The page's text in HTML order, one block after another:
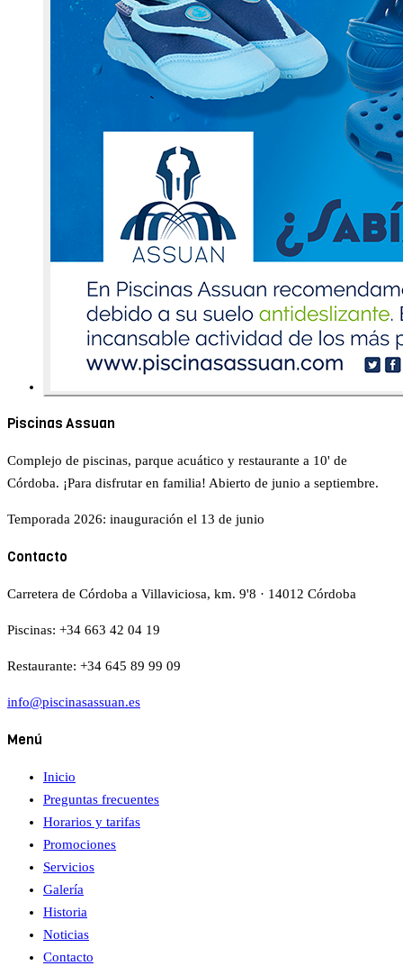
Piscinas Assuan
Complejo de piscinas, parque acuático y restaurante a 10' de
Córdoba. ¡Para disfrutar en familia! Abierto de junio a septiembre.
Temporada 2026: inauguración el 13 de junio
Contacto
Carretera de Córdoba a Villaviciosa, km. 9'8 · 14012 Córdoba
Piscinas: +34 663 42 04 19
Restaurante: +34 645 89 99 09
info@piscinasassuan.es
Menú
Inicio
Preguntas frecuentes
Horarios y tarifas
Promociones
Servicios
Galería
Historia
Noticias
Contacto